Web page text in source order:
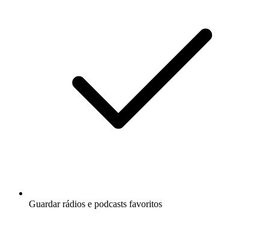
Guardar rádios e podcasts favoritos